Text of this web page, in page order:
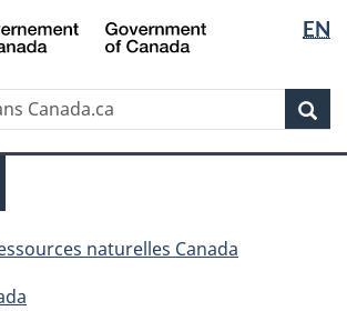
Passer
au
principal
Passer
à
sujet
du
gouvernement »
Passer
à
version
HTML
simplifiée
la
langue
EN
naturelles Canada